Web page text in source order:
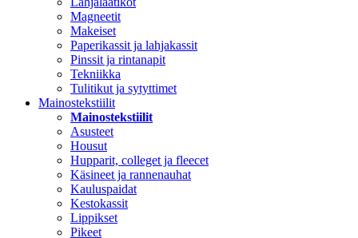
Magneetit
Makeiset
Paperikassit ja lahjakassit
Pinssit ja rintanapit
Tekniikka
Tulitikut ja sytyttimet
Mainostekstiilit
Mainostekstiilit
Asusteet
Housut
Hupparit, colleget ja fleecet
Käsineet ja rannenauhat
Kauluspaidat
Kestokassit
Lippikset
Pikeet